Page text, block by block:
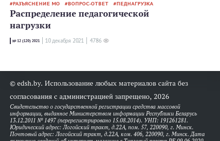
РАЗЪЯСНЕНИЕ МО ВОПРОС-ОТВЕТ ПЕДНАГРУЗКА
Распределение педагогической
нагрузки
№ 12 (120) 2021 10 декабря 2021 4786
© edsh.by. Использование любых материалов сайта без
согласования с администрацией запрещено, 2026
Свидетельство о государственной регистрации средства массовой
информации, выданное Министерством информации Республики Беларусь
13.12.2011 № 1497 (перерегистрировано 15.08.2014). УНП: 191261281.
Юридический адрес: Логойский тракт, д.22А, пом. 57, 220090, г. Минск.
Почтовый адрес: Логойский тракт, д.22А, ком. 406, 220090, г. Минск. Дата